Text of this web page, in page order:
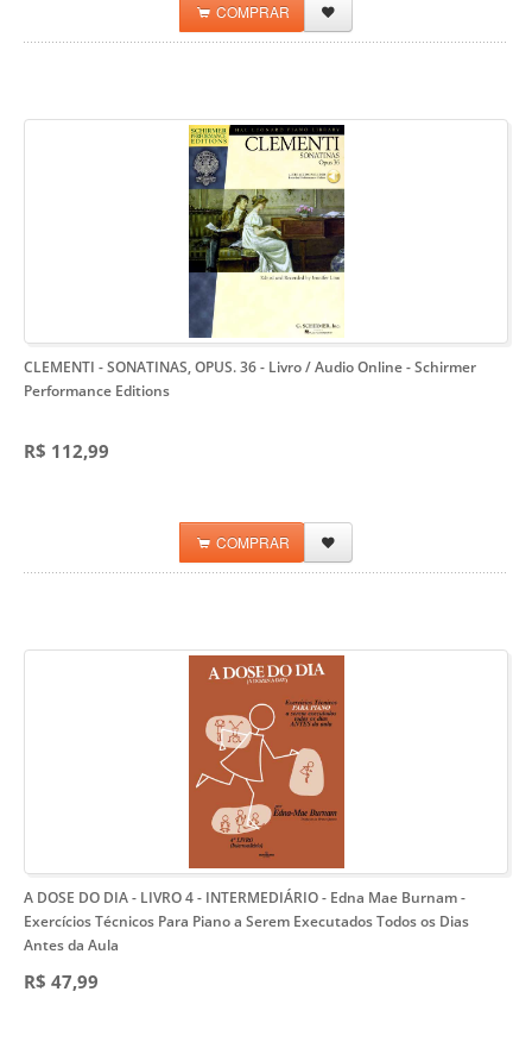
COMPRAR
CLEMENTI - SONATINAS, OPUS. 36 - Livro / Audio Online- Schirmer
Performance Editions
R$ 112,99
COMPRAR
A DOSE DO DIA - LIVRO 4 - INTERMEDIÁRIO - Edna Mae Burnam-
Exercícios Técnicos Para Piano a Serem Executados Todos os Dias
Antes da Aula
R$ 47,99